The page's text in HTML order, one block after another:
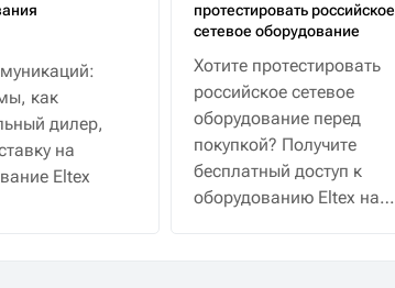
как
дилер,
на
Eltex
протестировать российское
сетевое оборудование
Хотите протестировать
российское сетевое
оборудование перед
покупкой? Получите
бесплатный доступ к
оборудованию Eltex на